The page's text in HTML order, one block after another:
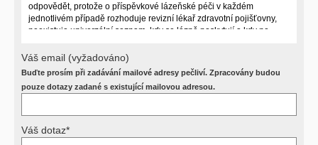
odpovědět, protože o příspěvkové lázeňské péči v každém
jednotlivém případě rozhoduje revizní lékař zdravotní pojišťovny,
neexistuje univerzální seznam, kdy se lázně poskytují a kdy ne.
postižení pacienta a dalších zdravotních okolnostech.
Požádejte svého ošetřujícího lékaře o návrh, který pak posoudí
příslušný revizní lékař. My vám spolehlivou odpověď dát
Výsledky vyšetření
Váš email (vyžadováno)
Buďte prosím při zadávání mailové adresy pečliví. Zpracovány budou
pouze dotazy zadané s existující mailovou adresou.
Váš dotaz*